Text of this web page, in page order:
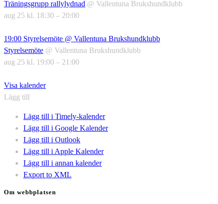
Träningsgrupp rallylydnad @ Vallentuna Brukshundklubb
aug 25 kl. 18:30 – 20:00
19:00 Styrelsemöte @ Vallentuna Brukshundklubb
Styrelsemöte @ Vallentuna Brukshundklubb
aug 25 kl. 19:00 – 21:00
Visa kalender
Lägg till
Lägg till i Timely-kalender
Lägg till i Google Kalender
Lägg till i Outlook
Lägg till i Apple Kalender
Lägg till i annan kalender
Export to XML
Om webbplatsen